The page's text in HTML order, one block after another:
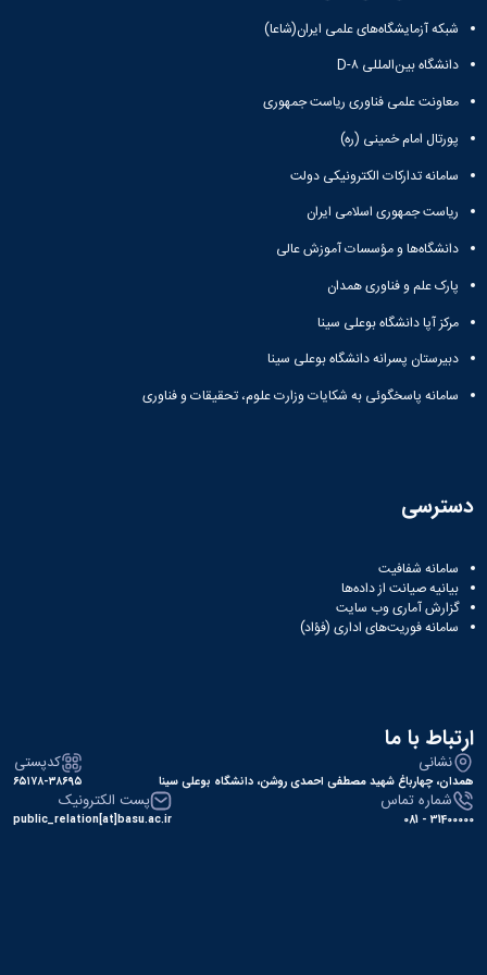
همایش‌ها
انتشارات
دانشگاه
کتب
مجلات
علمی
فصلنامه
پژوهش
و
شبکه آزمایشگاه‌های علمی ایران(شاعا)
دانشگاه بین‌المللی D-۸
معاونت علمی فناوری ریاست جمهوری
پورتال امام خمینی (ره)
سامانه تدارکات الکترونیکی دولت
ریاست جمهوری اسلامی ایران
دانشگاه‌ها و مؤسسات آموزش عالی
پارک علم و فناوری همدان
مرکز آپا دانشگاه بوعلی سینا
دبیرستان پسرانه دانشگاه بوعلی سینا
سامانه پاسخگوئی به شکایات وزارت علوم، تحقیقات و فناوری
دسترسی
سامانه شفافیت
بیانیه صیانت از داده‌ها
گزارش آماری وب‌ سایت
سامانه فوریت‌های اداری (فؤاد)
ارتباط با ما
نشانی
همدان، چهارباغ شهید مصطفی احمدی روشن، دانشگاه بوعلی سینا
کدپستی
۶۵۱۷۸-۳۸۶۹۵
شماره تماس
31400000 - 081
پست الکترونیک
public_relation[at]basu.ac.ir